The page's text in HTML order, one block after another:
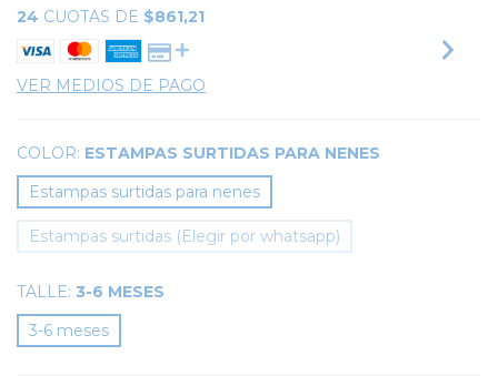
24 CUOTAS DE $861,21
VER MEDIOS DE PAGO
COLOR: ESTAMPAS SURTIDAS PARA NENES
Estampas surtidas para nenes
Estampas surtidas (Elegir por whatsapp)
TALLE: 3-6 MESES
3-6 meses